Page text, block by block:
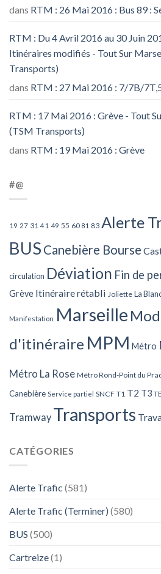
dans RTM : 26 Mai 2016 : Bus 89 :
RTM : Du 4 Avril 2016 au 30 Juin
Itinéraires modifiés - Tout Sur
Transports)
dans RTM : 27 Mai 2016 : 7/7B/
RTM : 17 Mai 2016 : Grève - Tout
(TSM Transports)
dans RTM : 19 Mai 2016 : Grève
#@
19 27 31 41 49 55 60 81 83 Alerte
BUS Canebière Bourse
circulation Déviation Fin de
Grève Itinéraire rétabli Joliette La
Manifestation Marseille
d'itinéraire MPM Métro
Métro La Rose Métro Rond-Point du
Canebière Service partiel SNCF T1 T2 T3
Tramway Transports
CATÉGORIES
Alerte Trafic (581)
Alerte Trafic (Terminer) (580)
BUS (500)
Cartreize(1)